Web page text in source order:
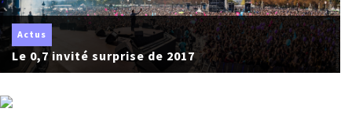
Actus
Le 0,7 invité surprise de 2017